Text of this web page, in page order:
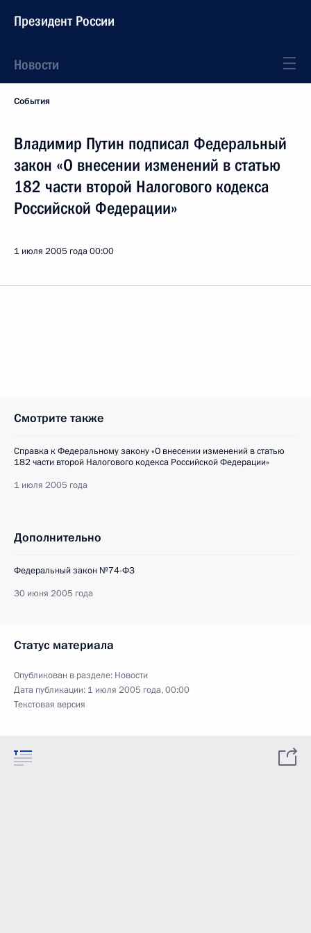
Президент России
Новости
События
Владимир Путин подписал Федеральный
закон «О внесении изменений в статью
182 части второй Налогового кодекса
Российской Федерации»
1 июля 2005 года00:00
Смотрите также
Справка к Федеральному закону «О внесении изменений в статью
182 части второй Налогового кодекса Российской Федерации»
1 июля 2005 года
Дополнительно
Федеральный закон №74-ФЗ
30 июня 2005 года
Статус материала
Опубликован в разделе: Новости
Дата публикации: 1 июля 2005 года, 00:00
Текстовая версия